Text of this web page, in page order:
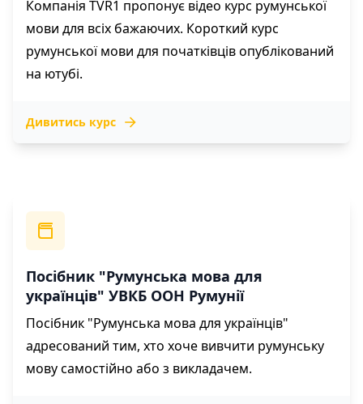
Компанія TVR1 пропонує відео курс румунської
мови для всіх бажаючих. Короткий курс
румунської мови для початківців опублікований
на ютубі.
Дивитись курс
Посібник "Румунська мова для
українців" УВКБ ООН Румунії
Посібник "Румунська мова для українців"
адресований тим, хто хоче вивчити румунську
мову самостійно або з викладачем.